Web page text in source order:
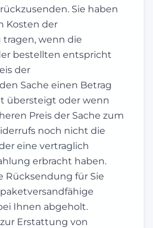
Sie haben
Kosten der
wenn die
bestellten entspricht
der
Sache einen Betrag
übersteigt oder wenn
Preis der Sache zum
noch nicht die
eine vertraglich
erbracht haben.
Rücksendung für Sie
Ihnen abgeholt.
Erstattung von